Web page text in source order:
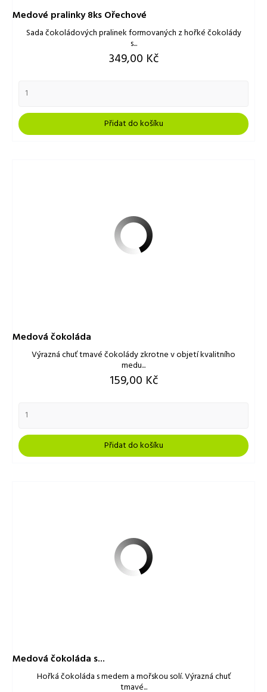
Medové pralinky 8ks Ořechové
Sada čokoládových pralinek formovaných z hořké čokolády
s...
Cena
349,00 Kč
Přidat do košíku
Medová čokoláda
Výrazná chuť tmavé čokolády zkrotne v objetí kvalitního
medu...
Cena
159,00 Kč
Přidat do košíku
Medová čokoláda s...
Hořká čokoláda s medem a mořskou solí. Výrazná chuť
tmavé...